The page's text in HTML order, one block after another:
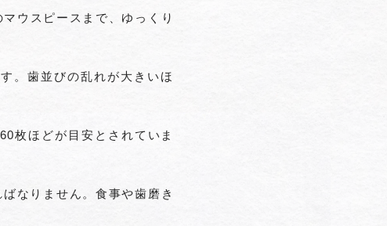
ウスピースまで、ゆっくり
。歯並びの乱れが大きいほ
枚ほどが目安とされていま
なりません。食事や歯磨き